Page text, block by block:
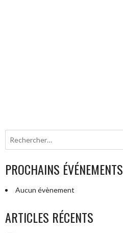
PROCHAINS ÉVÉNEMENTS
Aucun évènement
ARTICLES RÉCENTS